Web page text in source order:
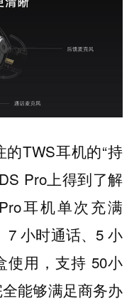
TWS耳机的“持
Pro上得到了解
耳机单次充满
7 小时通话、5 小
使用，支持 50小
能够满足商务办